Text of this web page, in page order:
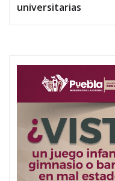
universitarias